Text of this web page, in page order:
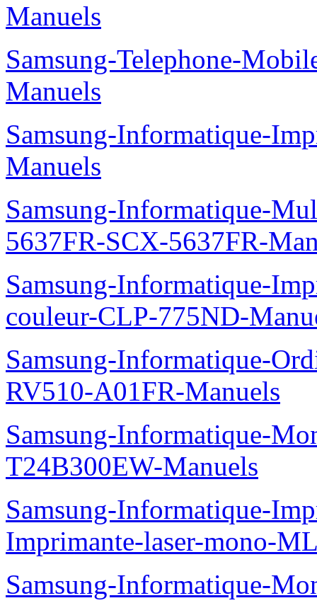
Manuels
Samsung-Telephone-
Manuels
Samsung-Informatique-
Manuels
Samsung-Informatique-
5637FR-SCX-5637FR-
Samsung-Informatique-
couleur-CLP-775ND-
Samsung-Informatique-
RV510-A01FR-Manuels
Samsung-Informatique-
T24B300EW-Manuels
Samsung-Informatique-
Imprimante-laser-mono-
Samsung-Informatique-